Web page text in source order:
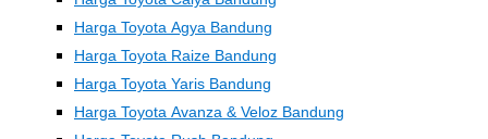
Harga Toyota Agya Bandung
Harga Toyota Raize Bandung
Harga Toyota Yaris Bandung
Harga Toyota Avanza & Veloz Bandung